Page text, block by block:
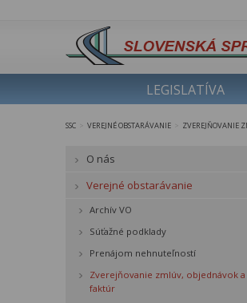
LEGISLATÍVA
SSC VEREJNÉ OBSTARÁVANIE ZVEREJŇOVANIE
O nás
Verejné obstarávanie
Archív VO
Súťažné podklady
Prenájom nehnuteľností
Zverejňovanie zmlúv, objednávok a
faktúr